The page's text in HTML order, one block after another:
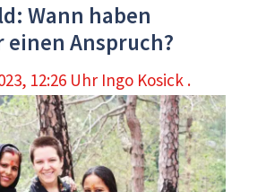
Wann haben
einen Anspruch?
12:26 Uhr Ingo Kosick .